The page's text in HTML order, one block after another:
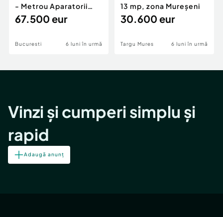
- Metrou Aparatorii
Patriei -
67.500 eur
Bucuresti 6 luni în urmă
13 mp, zona Mureșeni
30.600 eur
Targu Mures 6 luni în urmă
Vinzi și cumperi simplu și
rapid
Adaugă anunț